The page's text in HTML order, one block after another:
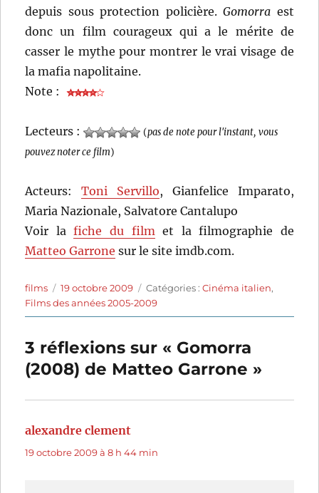
depuis sous protection policière.Gomorra est
donc un film courageux qui a le mérite de
casser le mythe pour montrer le vrai visage de
la mafia napolitaine.
Note :
Lecteurs : (pas de note pour l'instant, vous
pouvez noter ce film)
Acteurs:Toni Servillo, Gianfelice Imparato,
Maria Nazionale, Salvatore Cantalupo
Voir lafiche du filmet la filmographie de
Matteo Garrone sur le site imdb.com.
Auteur
films
Publié
le
19 octobre 2009 Catégories
Catégories :Cinéma italien,
Films des années 2005-2009
3 réflexions sur « Gomorra
(2008) de Matteo Garrone »
alexandre clement
19 octobre 2009 à 8 h 44 min